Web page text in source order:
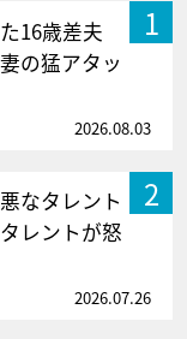
1
16歳差夫
の猛アタッ
2026.08.03
2
なタレント
レントが怒
2026.07.26